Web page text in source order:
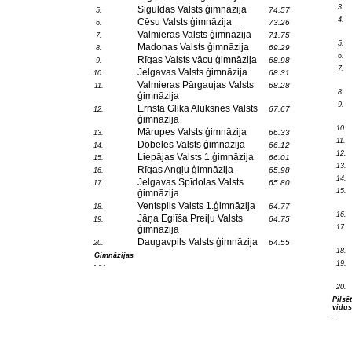
5. Siguldas Valsts ģimnāzija 74.57
6. Cēsu Valsts ģimnāzija 73.26
7. Valmieras Valsts ģimnāzija 71.75
8. Madonas Valsts ģimnāzija 69.29
9. Rīgas Valsts vācu ģimnāzija 68.98
10. Jelgavas Valsts ģimnāzija 68.31
11.
Valmieras Pārgaujas Valsts
ģimnāzija
68.28
12.
Ernsta Glika Alūksnes Valsts
ģimnāzija
67.67
13. Mārupes Valsts ģimnāzija 66.33
14. Dobeles Valsts ģimnāzija 66.12
15. Liepājas Valsts 1.ģimnāzija 66.01
16. Rīgas Angļu ģimnāzija 65.98
17.
Jelgavas Spīdolas Valsts
ģimnāzija
65.80
18. Ventspils Valsts 1.ģimnāzija 64.77
19.
Jāņa Eglīša Preiļu Valsts
ģimnāzija
64.75
20. Daugavpils Valsts ģimnāzija 64.55
Ģimnāzijas
. . .
3.
4.
5.
6.
7.
8.
9.
10.
11.
12.
13.
14.
15.
16.
17.
18.
19.
20.
. .